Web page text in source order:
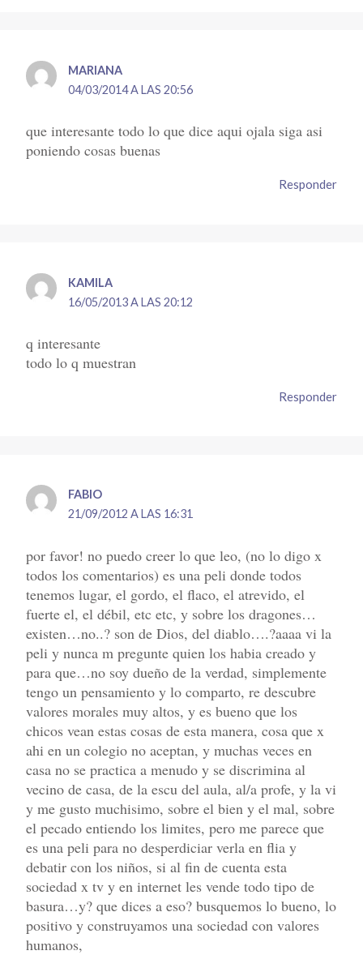
MARIANA
04/03/2014 A LAS 20:56
que interesante todo lo que dice aqui ojala siga asi
poniendo cosas buenas
Responder
KAMILA
16/05/2013 A LAS 20:12
q interesante
todo lo q muestran
Responder
FABIO
21/09/2012 A LAS 16:31
por favor! no puedo creer lo que leo, (no lo digo x
todos los comentarios) es una peli donde todos
tenemos lugar, el gordo, el flaco, el atrevido, el
fuerte el, el débil, etc etc, y sobre los dragones…
existen…no..? son de Dios, del diablo….?aaaa vi la
peli y nunca m pregunte quien los habia creado y
para que…no soy dueño de la verdad, simplemente
tengo un pensamiento y lo comparto, re descubre
valores morales muy altos, y es bueno que los
chicos vean estas cosas de esta manera, cosa que x
ahi en un colegio no aceptan, y muchas veces en
casa no se practica a menudo y se discrimina al
vecino de casa, de la escu del aula, al/a profe, y la vi
y me gusto muchisimo, sobre el bien y el mal, sobre
el pecado entiendo los limites, pero me parece que
es una peli para no desperdiciar verla en flia y
debatir con los niños, si al fin de cuenta esta
sociedad x tv y en internet les vende todo tipo de
basura…y? que dices a eso? busquemos lo bueno, lo
positivo y construyamos una sociedad con valores
humanos,